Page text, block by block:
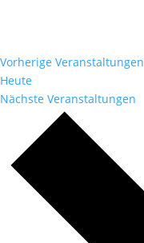
Vorherige Veranstaltungen
Heute
Nächste Veranstaltungen